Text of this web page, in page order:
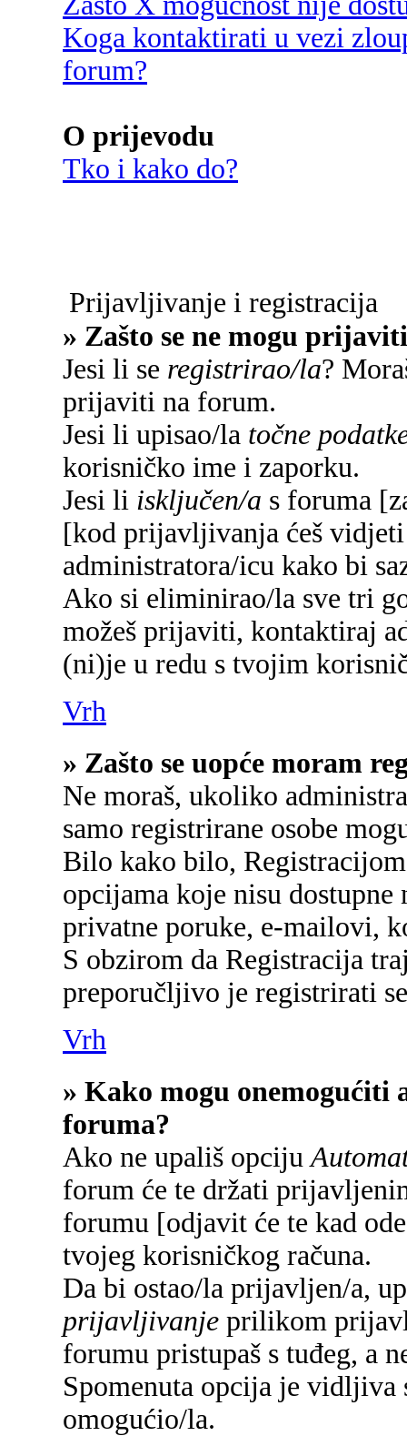
Koga kontaktirati u vezi
forum?
O prijevodu
Tko i kako do?
Prijavljivanje i registracija
» Zašto se ne mogu
Jesi li se registrirao/la?
prijaviti na forum.
Jesi li upisao/la točne
korisničko ime i zaporku.
Jesi li isključen/a s foruma
[kod prijavljivanja ćeš
administratora/icu kako bi
Ako si eliminirao/la sve tri
možeš prijaviti, kontaktiraj
(ni)je u redu s tvojim
Vrh
» Zašto se uopće moram
Ne moraš, ukoliko
samo registrirane osobe
Bilo kako bilo,
opcijama koje nisu
privatne poruke, e-mailovi,
S obzirom da Registracija
preporučljivo je registrirati
Vrh
» Kako mogu onemogućiti
foruma?
Ako ne upališ opciju
forum će te držati
forumu [odjavit će te kad
tvojeg korisničkog računa.
Da bi ostao/la prijavljen/a,
prijavljivanje prilikom
forumu pristupaš s tuđeg, a
Spomenuta opcija je
omogućio/la.